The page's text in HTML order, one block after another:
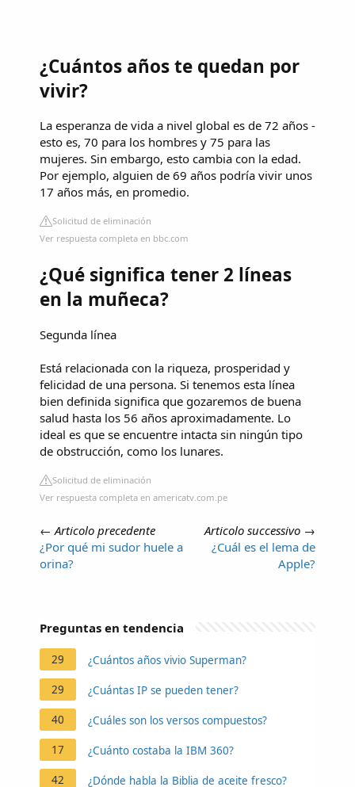
¿Cuántos años te quedan por
vivir?
La esperanza de vida a nivel global es de 72 años -
esto es, 70 para los hombres y 75 para las
mujeres. Sin embargo, esto cambia con la edad.
Por ejemplo, alguien de 69 años podría vivir unos
17 años más, en promedio.
Solicitud de eliminación
Ver respuesta completa en bbc.com
¿Qué significa tener 2 líneas
en la muñeca?
Segunda línea
Está relacionada con la riqueza, prosperidad y
felicidad de una persona. Si tenemos esta línea
bien definida significa que gozaremos de buena
salud hasta los 56 años aproximadamente. Lo
ideal es que se encuentre intacta sin ningún tipo
de obstrucción, como los lunares.
Solicitud de eliminación
Ver respuesta completa en americatv.com.pe
← Articolo precedente
¿Por qué mi sudor huele a
orina?
Articolo successivo →
¿Cuál es el lema de
Apple?
Preguntas en tendencia
29 ¿Cuántos años vivio Superman?
29 ¿Cuántas IP se pueden tener?
40 ¿Cuáles son los versos compuestos?
17 ¿Cuánto costaba la IBM 360?
42 ¿Dónde habla la Biblia de aceite fresco?